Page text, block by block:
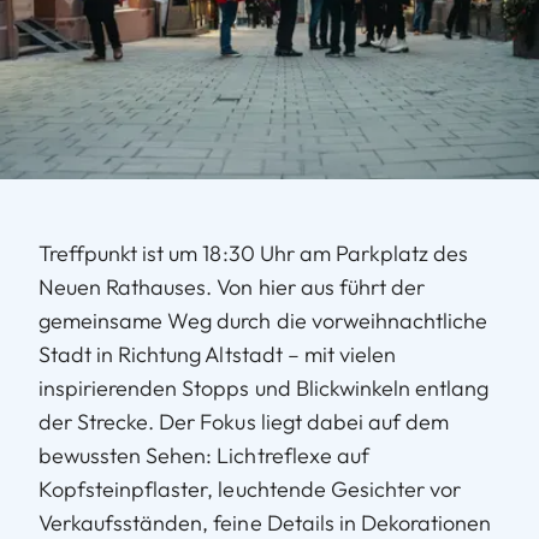
Treffpunkt ist um 18:30 Uhr am Parkplatz des
Neuen Rathauses. Von hier aus führt der
gemeinsame Weg durch die vorweihnachtliche
Stadt in Richtung Altstadt – mit vielen
inspirierenden Stopps und Blickwinkeln entlang
der Strecke. Der Fokus liegt dabei auf dem
bewussten Sehen: Lichtreflexe auf
Kopfsteinpflaster, leuchtende Gesichter vor
Verkaufsständen, feine Details in Dekorationen